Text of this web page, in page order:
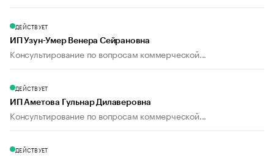
ДЕЙСТВУЕТ
ИП Узун-Умер Венера Сейрановна
Консультирование по вопросам коммерческой...
ДЕЙСТВУЕТ
ИП Аметова Гульнар Дилаверовна
Консультирование по вопросам коммерческой...
ДЕЙСТВУЕТ